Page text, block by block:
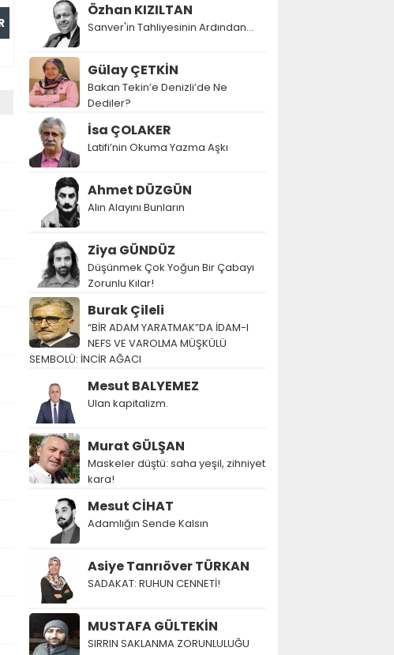
Özhan KIZILTAN
Sanver'in Tahliyesinin Ardından…
Gülay ÇETKİN
Bakan Tekin’e Denizli’de Ne
Dediler?
İsa ÇOLAKER
Latifi’nin Okuma Yazma Aşkı
Ahmet DÜZGÜN
Alın Alayını Bunların
Ziya GÜNDÜZ
Düşünmek Çok Yoğun Bir Çabayı
Zorunlu Kılar!
Burak Çileli
“BİR ADAM YARATMAK”DA İDAM-I
NEFS VE VAROLMA MÜŞKÜLÜ
SEMBOLÜ: İNCİR AĞACI
Mesut BALYEMEZ
Ulan kapitalizm.
Murat GÜLŞAN
Maskeler düştü: saha yeşil, zihniyet
kara!
Mesut CİHAT
Adamlığın Sende Kalsın
Asiye Tanrıöver TÜRKAN
SADAKAT: RUHUN CENNETİ!
MUSTAFA GÜLTEKİN
SIRRIN SAKLANMA ZORUNLULUĞU